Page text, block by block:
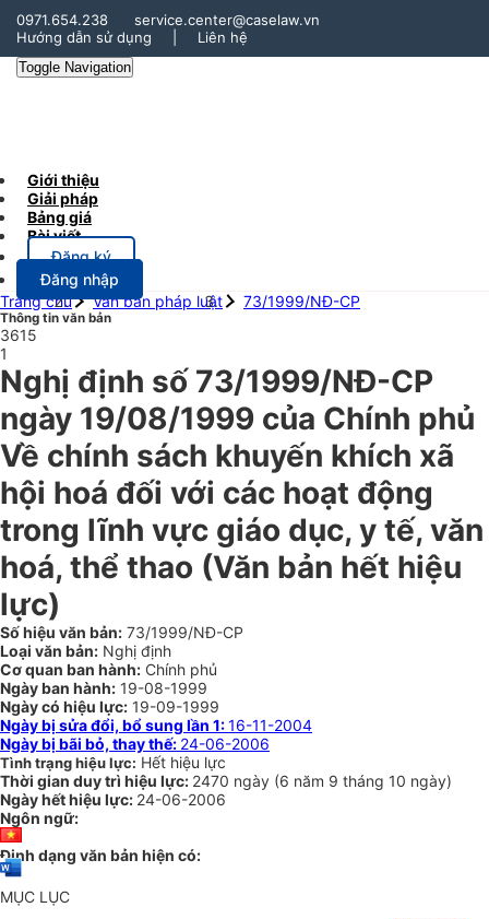
0971.654.238
service.center@caselaw.vn
Hướng dẫn sử dụng
Liên hệ
Toggle Navigation
Giới thiệu
Giải pháp
Bảng giá
Bài viết
Đăng ký
Đăng nhập
Trang chủ
Văn bản pháp luật 73/1999/NĐ-CP
Thông tin văn bản
3615
1
Nghị định số 73/1999/NĐ-CP
ngày 19/08/1999 của Chính phủ
Về chính sách khuyến khích xã
hội hoá đối với các hoạt động
trong lĩnh vực giáo dục, y tế, văn
hoá, thể thao (Văn bản hết hiệu
lực)
Số hiệu văn bản: 73/1999/NĐ-CP
Loại văn bản: Nghị định
Cơ quan ban hành: Chính phủ
Ngày ban hành: 19-08-1999
Ngày có hiệu lực: 19-09-1999
Ngày bị sửa đổi, bổ sung lần 1:16-11-2004
Ngày bị bãi bỏ, thay thế: 24-06-2006
Tình trạng hiệu lực: Hết hiệu lực
Thời gian duy trì hiệu lực: 2470 ngày (6 năm 9 tháng 10 ngày)
Ngày hết hiệu lực: 24-06-2006
Ngôn ngữ:
Định dạng văn bản hiện có:
MỤC LỤC